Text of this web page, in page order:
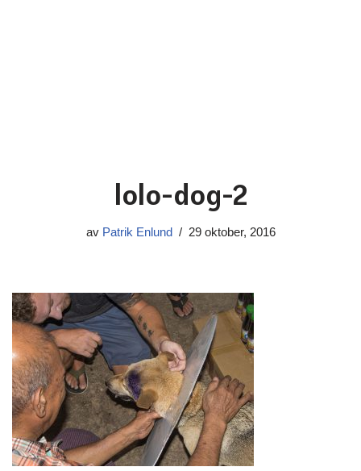
lolo-dog-2
av Patrik Enlund 29 oktober, 2016